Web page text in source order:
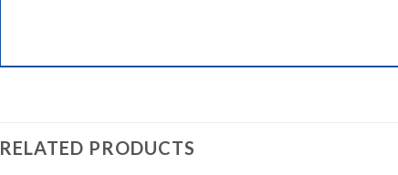
RELATED PRODUCTS